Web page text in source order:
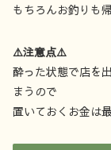
もちろんお釣りも
⚠️注意点⚠️
酔った状態で店を
まうので
置いておくお金は